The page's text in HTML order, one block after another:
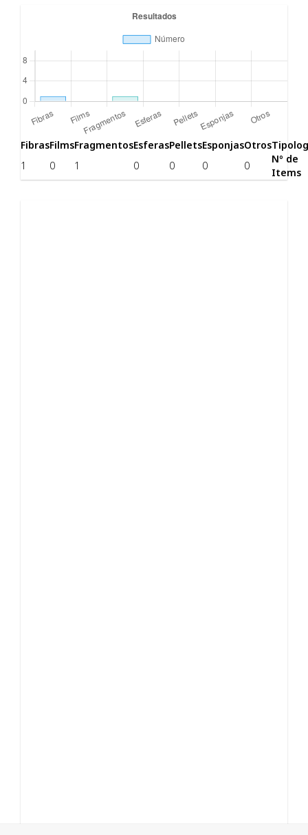
FibrasFilmsFragmentosEsferasPelletsEsponjasOtros
1
0 1 0 0 0 0
Nº de
Items